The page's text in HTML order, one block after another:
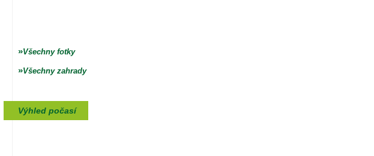
»Všechny fotky
»Všechny zahrady
Výhled počasí